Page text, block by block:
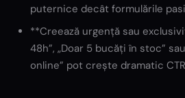
puternice decât formulările
**Creează urgență sau
48h”, „Doar 5 bucăți în stoc”
online” pot crește dramatic